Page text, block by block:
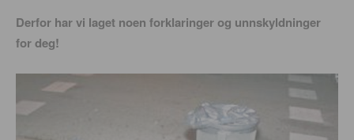
Derfor har vi laget noen forklaringer og unnskyldninger
for deg!